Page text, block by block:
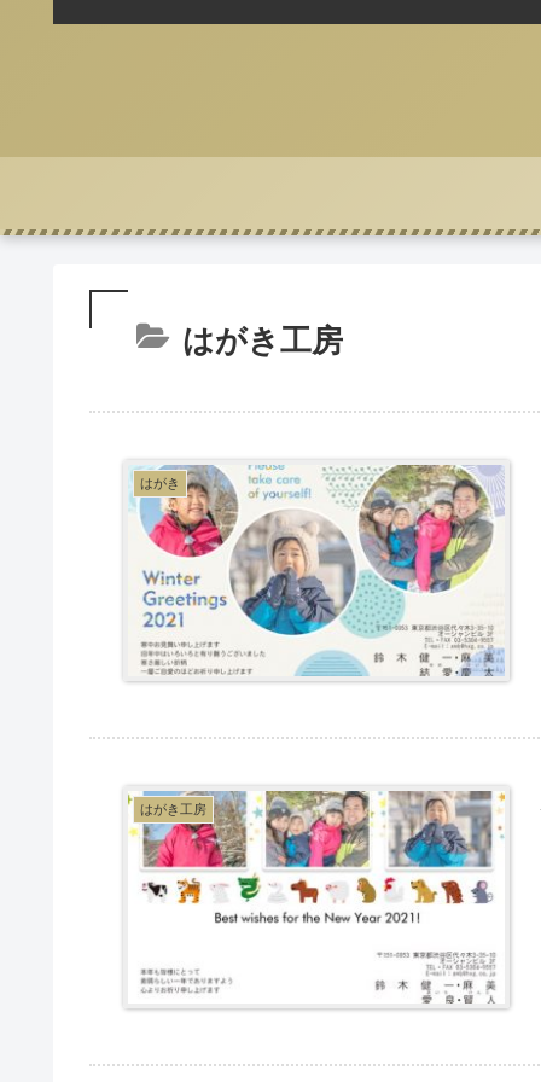
はがき工房
はがき
はがき工房